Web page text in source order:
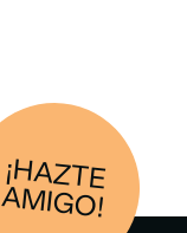
¡HAZTE
AM
IGO!